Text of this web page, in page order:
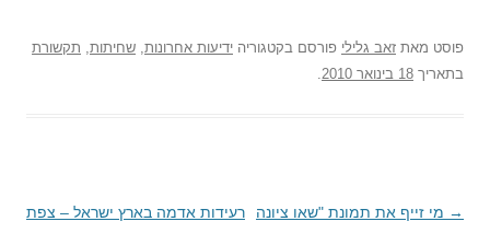
פוסט מאת זאב גלילי פורסם בקטגוריה ידיעות אחרונות, שחיתות, תקשורת
בתאריך 18 בינואר 2010 .
ניווט
→ מי זייף את תמונת "שאו ציונה
רעידות אדמה בארץ ישראל – צפת